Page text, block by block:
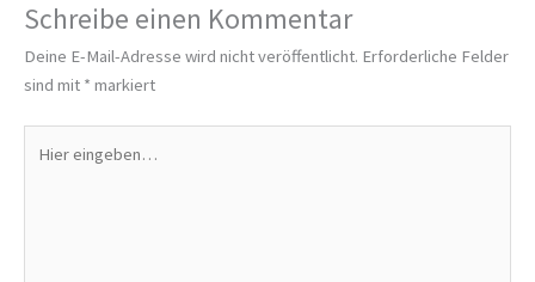
Schreibe einen Kommentar
Deine E-Mail-Adresse wird nicht veröffentlicht. Erforderliche Felder
sind mit * markiert
eingeben…